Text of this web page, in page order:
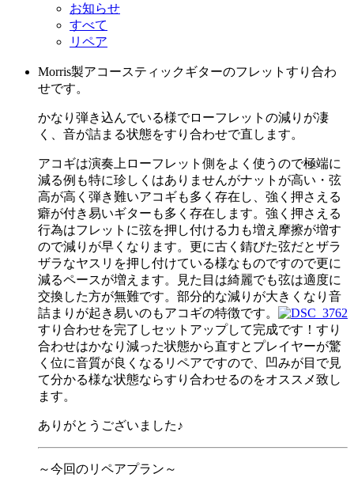
お知らせ
すべて
リペア
Morris製アコースティックギターのフレットすり合わ
せです。
かなり弾き込んでいる様でローフレットの減りが凄
く、音が詰まる状態をすり合わせで直します。
アコギは演奏上ローフレット側をよく使うので極端に
減る例も特に珍しくはありませんがナットが高い・弦
高が高く弾き難いアコギも多く存在し、強く押さえる
癖が付き易いギターも多く存在します。強く押さえる
行為はフレットに弦を押し付ける力も増え摩擦が増す
ので減りが早くなります。更に古く錆びた弦だとザラ
ザラなヤスリを押し付けている様なものですので更に
減るペースが増えます。見た目は綺麗でも弦は適度に
交換した方が無難です。部分的な減りが大きくなり音
詰まりが起き易いのもアコギの特徴です。
すり合わせを完了しセットアップして完成です！すり
合わせはかなり減った状態から直すとプレイヤーが驚
く位に音質が良くなるリペアですので、凹みが目で見
て分かる様な状態ならすり合わせるのをオススメ致し
ます。
ありがとうございました♪
～今回のリペアプラン～